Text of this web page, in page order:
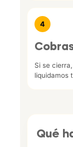
4
Si se
liquidamos
Qué